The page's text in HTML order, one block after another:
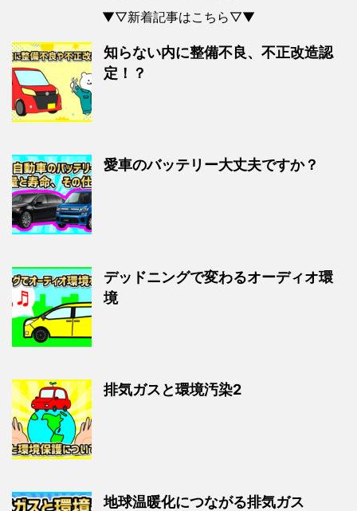
▼▽新着記事はこちら▽▼
知らない内に整備不良、不正改造認
定！？
愛車のバッテリー大丈夫ですか？
デッドニングで変わるオーディオ環
境
排気ガスと環境汚染2
地球温暖化につながる排気ガス